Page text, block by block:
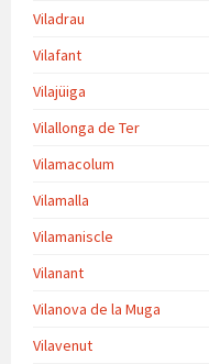
Viladrau
Vilafant
Vilajüiga
Vilallonga de Ter
Vilamacolum
Vilamalla
Vilamaniscle
Vilanant
Vilanova de la Muga
Vilavenut